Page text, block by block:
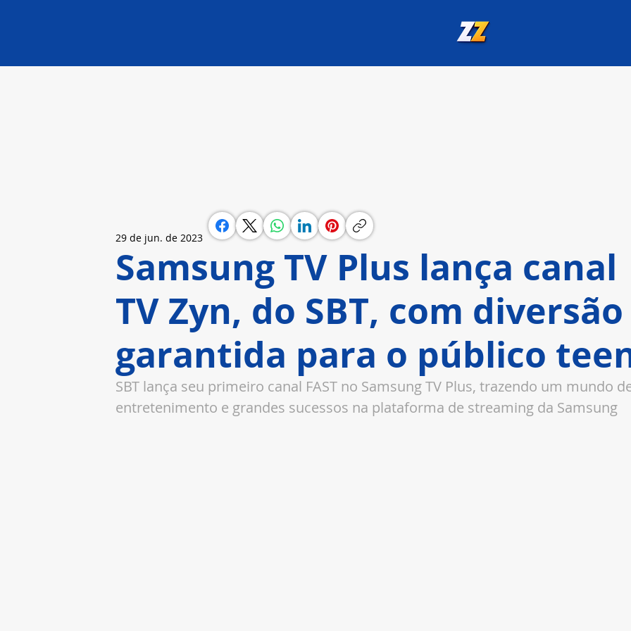
Samsung TV Plus lança canal
TV Zyn, do SBT, com diversão
garantida para o público
29 de jun. de 2023
SBT lança seu primeiro canal FAST no Samsung TV Plus, trazendo um mundo
entretenimento e grandes sucessos na plataforma de streaming da Samsung